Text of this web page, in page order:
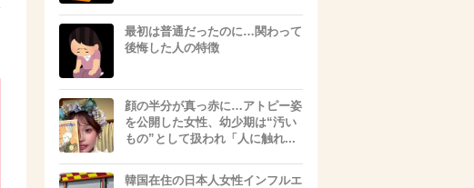
最初は普通だったのに…関わって
後悔した人の特徴
顔の半分が真っ赤に…アトピー姿
を公開した女性、幼少期は“汚い
もの”として扱われ「人に触れ...
韓国在住の日本人女性インフルエ